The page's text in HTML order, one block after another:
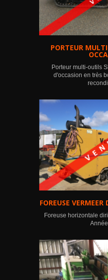
PORTEUR
Porteur multi-outils
d'occasion en très
FOREUSE
Foreuse horizontale